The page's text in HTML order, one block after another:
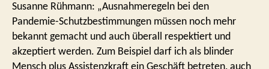
Susanne Rühmann: „Ausnahmeregeln bei den
Pandemie-Schutzbestimmungen müssen noch mehr
bekannt gemacht und auch überall respektiert und
akzeptiert werden. Zum Beispiel darf ich als blinder
Mensch plus Assistenzkraft ein Geschäft betreten, auch